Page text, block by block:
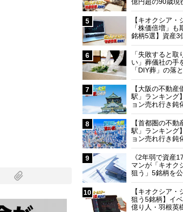
5
【キオクシア・
「株価倍増」も
銘柄5選】資産3
6
「失敗すると
い」葬儀社の手
「DIY葬」の落
に…
7
【大阪の不動産
駅」ランキング
ョン売れ行き鈍
8
【首都圏の不
駅」ランキング
ョン売れ行き鈍
9
《2年弱で資産
マンが「キオク
狙う」5銘柄を
10
【キオクシア・
狙う5銘柄】イ
億り人・羽根英